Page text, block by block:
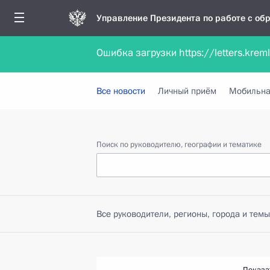
Управление Президента по работе с
Обратиться в форме электронного
Все новости Личный приём
Поиск по руководителю, географии и тематике
Все руководители, регионы, города и темы
Ошибка загрузки https://